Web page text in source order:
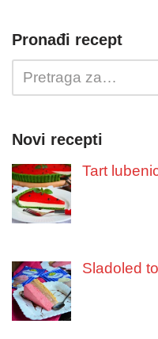
Pronađi recept
Novi recepti
Tart
Sladoled